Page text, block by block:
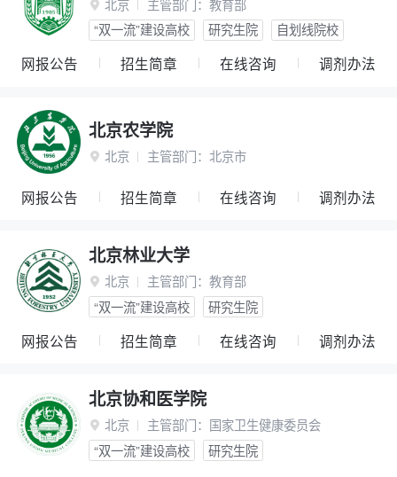
 北京 主管部门： 教育部
“双一流”建设高校
研究生院 自划线院校
网报公告 招生简章 在线咨询 调剂办法
北京农学院
 北京 主管部门： 北京市
网报公告 招生简章 在线咨询 调剂办法
北京林业大学
 北京 主管部门： 教育部
“双一流”建设高校
研究生院
网报公告 招生简章 在线咨询 调剂办法
北京协和医学院
 北京 主管部门： 国家卫生健康委员会
“双一流”建设高校
研究生院